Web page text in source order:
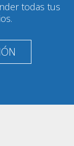
todas tus